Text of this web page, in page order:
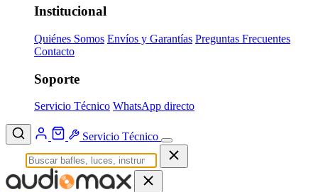
Institucional
Quiénes Somos Envíos y Garantías Preguntas Frecuentes
Contacto
Soporte
Servicio Técnico WhatsApp directo
Servicio Técnico